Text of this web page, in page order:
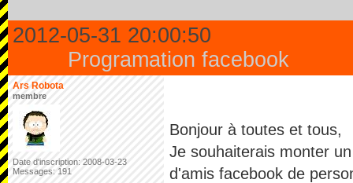
2012-05-31 20:00:50
Programation facebook
Ars Robota
membre
Date d'inscription: 2008-03-23
Messages: 191
Bonjour à toutes et tous,
Je souhaiterais monter
d'amis facebook de